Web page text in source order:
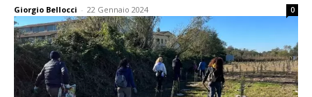
Giorgio Bellocci - 22 Gennaio 2024 0